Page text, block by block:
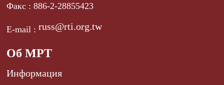
Факс : 886-2-28855423
E-mail :russ@rti.org.tw
Об МРТ
Информация